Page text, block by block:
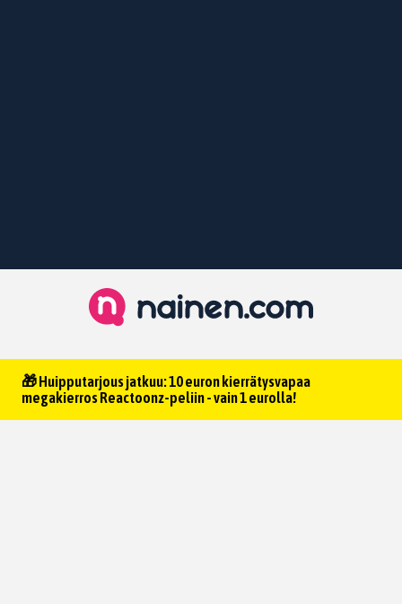
🎁 Huipputarjous jatkuu: 10 euron kierrätysvapaa
megakierros Reactoonz-peliin - vain 1 eurolla!